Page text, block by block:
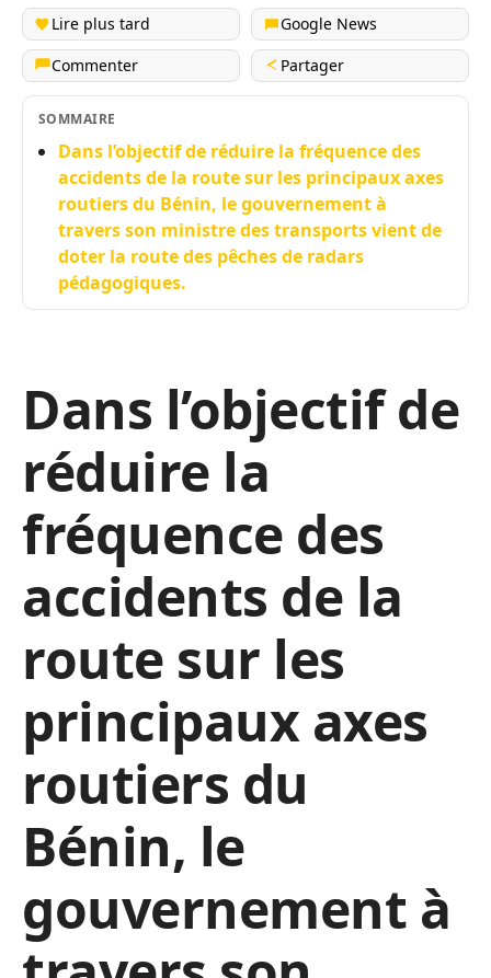
Lire plus tard
Google News
Commenter
Partager
SOMMAIRE
Dans l’objectif de réduire la fréquence des
accidents de la route sur les principaux axes
routiers du Bénin, le gouvernement à
travers son ministre des transports vient de
doter la route des pêches de radars
pédagogiques.
Dans l’objectif de
réduire la
fréquence des
accidents de la
route sur les
principaux axes
routiers du
Bénin, le
gouvernement à